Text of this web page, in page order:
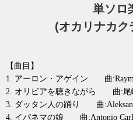
単ソロ
(オカリナカ
【曲目】
1. アーロン・アゲイン 曲
2. オリビアを聴きながら 曲:尾
3. ダッタン人の踊り 曲
4. イパネマの娘 曲:Antonio